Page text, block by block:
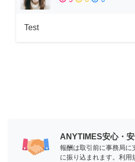
Test
ANYTIMES安心・
報酬は取引前に事務局に
に振り込まれます。利用